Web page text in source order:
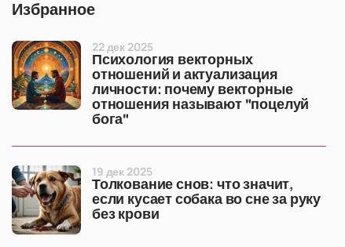
Избранное
Психология векторных
отношений и актуализация
личности: почему векторные
отношения называют "поцелуй
бога"
22 дек 2025
Толкование снов: что значит,
если кусает собака во сне за руку
без крови
19 дек 2025